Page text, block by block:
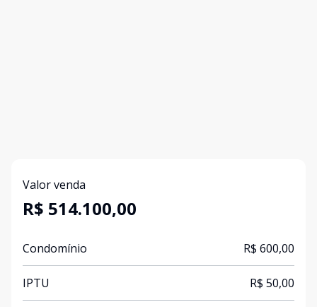
Valor venda
R$ 514.100,00
Condomínio R$ 600,00
IPTU R$ 50,00